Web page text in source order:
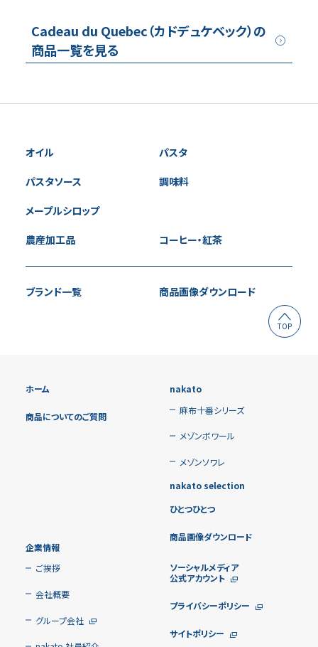
Cadeau du Quebec（カドデュケベック）の
商品一覧を見る
オイル パスタ
パスタソース 調味料
メープルシロップ
農産加工品 コーヒー・紅茶
ブランド一覧 商品画像ダウンロード
ホーム
商品についてのご質問
nakato
麻布十番シリーズ
メゾンボワール
メゾンソワレ
nakato selection
ひとつひとつ
商品画像ダウンロード
企業情報
ご挨拶
会社概要
グループ会社
ソーシャルメディア
公式アカウント
プライバシーポリシー
サイトポリシー
TOP